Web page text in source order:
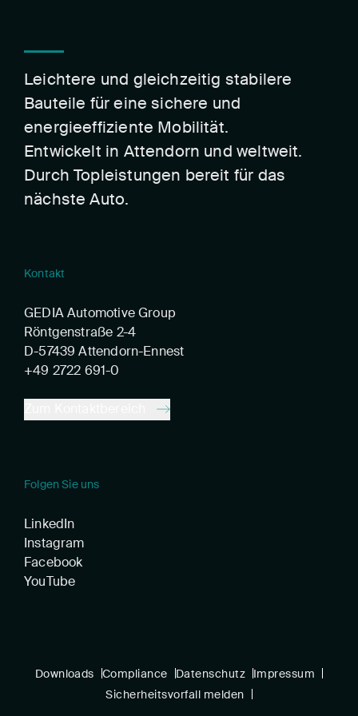
Leichtere und gleichzeitig stabilere
Bauteile für eine sichere und
energieeffiziente Mobilität.
Entwickelt in Attendorn und weltweit.
Durch Topleistungen bereit für das
nächste Auto.
Kontakt
GEDIA Automotive Group
Röntgenstraße 2-4
D-57439 Attendorn-Ennest
+49 2722 691-0
Folgen Sie uns
LinkedIn
Instagram
Facebook
YouTube
Downloads Compliance Datenschutz
Impressum
Sicherheitsvorfall melden